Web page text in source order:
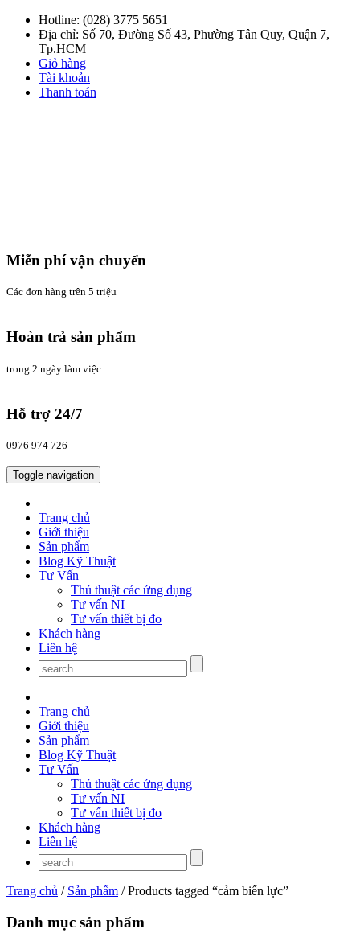
Hotline: (028) 3775 5651
Địa chỉ: Số 70, Đường Số 43, Phường Tân Quy, Quận 7,
Tp.HCM
Giỏ hàng
Tài khoản
Thanh toán
Miễn phí vận chuyển
Các đơn hàng trên 5 triệu
Hoàn trả sản phẩm
trong 2 ngày làm việc
Hỗ trợ 24/7
0976 974 726
Toggle navigation
Trang chủ
Giới thiệu
Sản phẩm
Blog Kỹ Thuật
Tư Vấn
Thủ thuật các ứng dụng
Tư vấn NI
Tư vấn thiết bị đo
Khách hàng
Liên hệ
Trang chủ
Giới thiệu
Sản phẩm
Blog Kỹ Thuật
Tư Vấn
Thủ thuật các ứng dụng
Tư vấn NI
Tư vấn thiết bị đo
Khách hàng
Liên hệ
Trang chủ / Sản phẩm / Products tagged “cảm biến lực”
Danh mục sản phẩm